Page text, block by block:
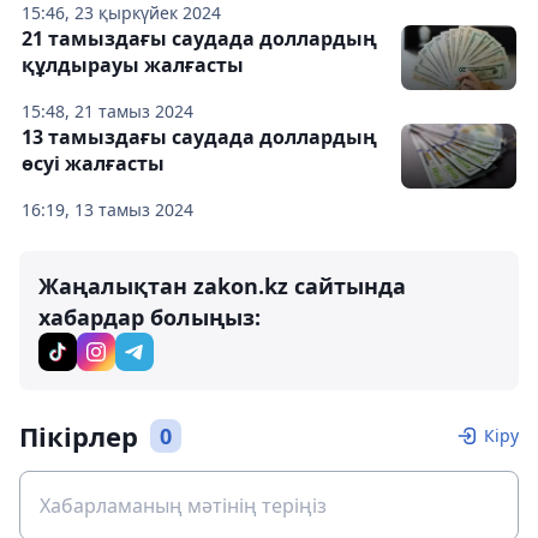
15:46, 23 қыркүйек 2024
15:48, 21 тамыз 2024
21 тамыздағы саудада доллардың
құлдырауы жалғасты
16:19, 13 тамыз 2024
13 тамыздағы саудада доллардың
өсуі жалғасты
Жаңалықтан zakon.kz сайтында
хабардар болыңыз:
Пікірлер 0 Кіру